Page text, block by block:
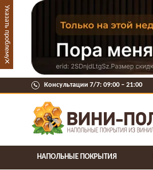
Консультации 7/7: 09:00 ‒ 21:00
НАПОЛЬНЫЕ ПОКРЫТИЯ
Указать проблему
×